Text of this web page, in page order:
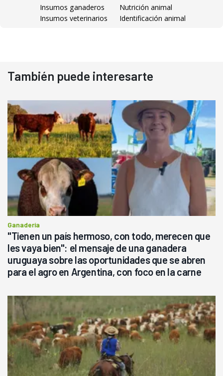
Insumos ganaderos
Nutrición animal
Insumos veterinarios
Identificación animal
También puede interesarte
Ganadería
"Tienen un país hermoso, con todo, merecen que
les vaya bien": el mensaje de una ganadera
uruguaya sobre las oportunidades que se abren
para el agro en Argentina, con foco en la carne